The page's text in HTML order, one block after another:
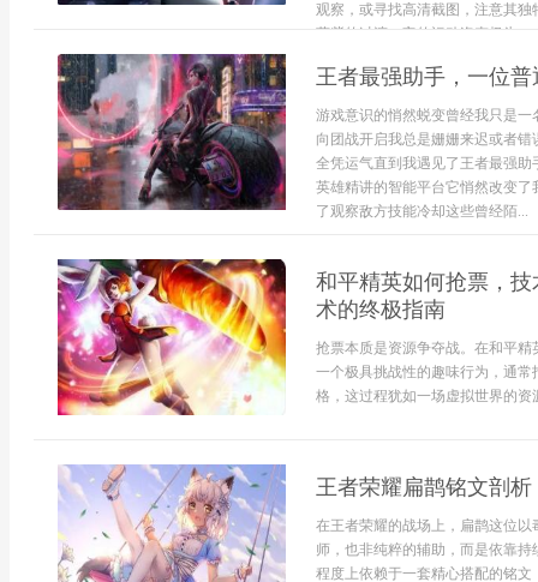
观察，或寻找高清截图，注意其
蓝紫的过渡，它的运动姿态极为...
王者最强助手，一位
游戏意识的悄然蜕变曾经我只是
向团战开启我总是姗姗来迟或者
全凭运气直到我遇见了王者最强
英雄精讲的智能平台它悄然改变
了观察敌方技能冷却这些曾经陌...
和平精英如何抢票，
术的终极指南
抢票本质是资源争夺战。在和平
一个极具挑战性的趣味行为，通
格，这过程犹如一场虚拟世界的
王者荣耀扁鹊铭文剖
在王者荣耀的战场上，扁鹊这位
师，也非纯粹的辅助，而是依靠
程度上依赖于一套精心搭配的铭